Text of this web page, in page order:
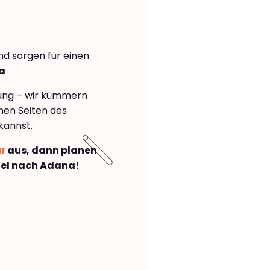
sorgen für einen
– wir kümmern
Seiten des
aus, dann planen
nach Adana!